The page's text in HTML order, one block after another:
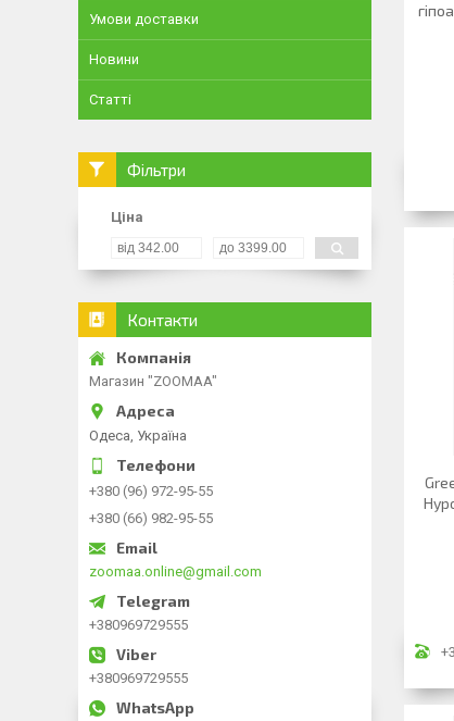
Умови доставки
Новини
Статті
Фільтри
Ціна
Контакти
Магазин "ZOOMAA"
Одеса, Україна
+380 (96) 972-95-55
+380 (66) 982-95-55
zoomaa.online@gmail.com
+380969729555
+380969729555